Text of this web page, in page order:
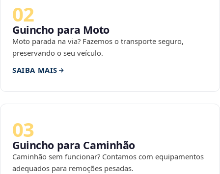
02
Guincho para Moto
Moto parada na via? Fazemos o transporte seguro,
preservando o seu veículo.
SAIBA MAIS
03
Guincho para Caminhão
Caminhão sem funcionar? Contamos com equipamentos
adequados para remoções pesadas.